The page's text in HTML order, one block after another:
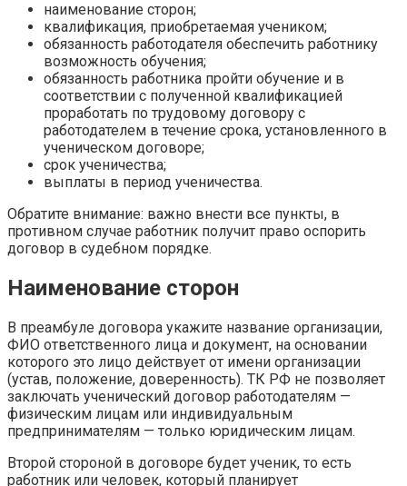
наименование сторон;
квалификация, приобретаемая учеником;
обязанность работодателя обеспечить работнику
возможность обучения;
обязанность работника пройти обучение и в
соответствии с полученной квалификацией
проработать по трудовому договору с
работодателем в течение срока, установленного в
ученическом договоре;
срок ученичества;
выплаты в период ученичества.
Обратите внимание: важно внести все пункты, в
противном случае работник получит право оспорить
договор в судебном порядке.
Наименование сторон
В преамбуле договора укажите название организации,
ФИО ответственного лица и документ, на основании
которого это лицо действует от имени организации
(устав, положение, доверенность). ТК РФ не позволяет
заключать ученический договор работодателям —
физическим лицам или индивидуальным
предпринимателям — только юридическим лицам.
Второй стороной в договоре будет ученик, то есть
работник или человек, который планирует